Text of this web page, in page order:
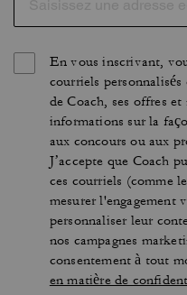
En vous inscrivant,
courriels
de Coach, ses offres
informations sur la
aux concours ou aux
J’accepte que Coach
ces courriels (comme
mesurer l'engagement
personnaliser leur
nos campagnes
consentement à tout
en matière de